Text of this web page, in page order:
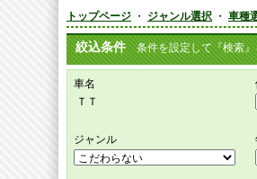
トップページ ・ ジャンル選択 ・ 車種
絞込条件 条件を設定して『検索』
車名
ＴＴ
ジャンル